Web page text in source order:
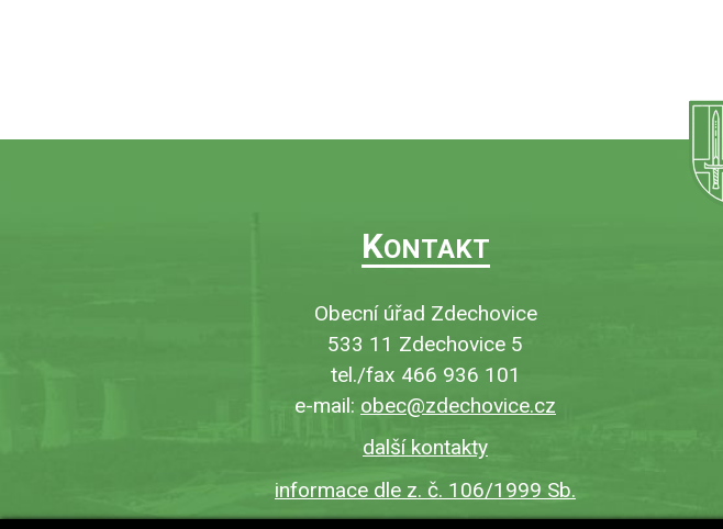
KONTAKT
Obecní úřad Zdechovice
533 11 Zdechovice 5
tel./fax 466 936 101
e-mail: obec@zdechovice.cz
další kontakty
informace dle z. č. 106/1999 Sb.